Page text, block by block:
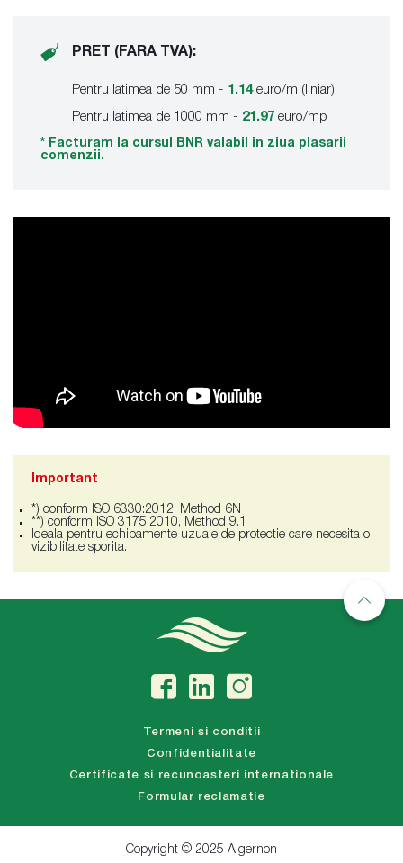
PRET (FARA TVA):
Pentru latimea de 50 mm - 1.14 euro/m (liniar)
Pentru latimea de 1000 mm - 21.97 euro/mp
* Facturam la cursul BNR valabil in ziua plasarii
comenzii.
Important
*) conform ISO 6330:2012, Method 6N
**) conform ISO 3175:2010, Method 9.1
Ideala pentru echipamente uzuale de protectie care necesita o
vizibilitate sporita.
Termeni si conditii
Confidentialitate
Certificate si recunoasteri internationale
Formular reclamatie
Copyright © 2025 Algernon